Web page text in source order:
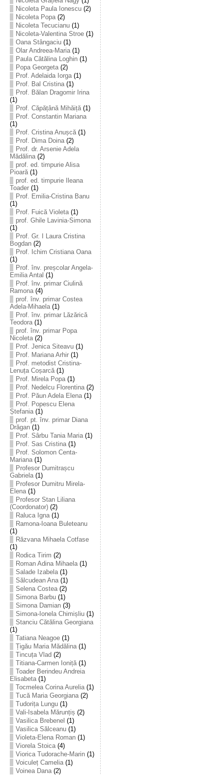
Nicoleta Paula Ionescu(2)
Nicoleta Popa(2)
Nicoleta Tecucianu(1)
Nicoleta-Valentina Stroe(1)
Oana Stângaciu(1)
Olar Andreea-Maria(1)
Paula Cătălina Loghin(1)
Popa Georgeta(2)
Prof. Adelaida Iorga(1)
Prof. Bal Cristina(1)
Prof. Bălan Dragomir Irina
(1)
Prof. Căpățână Mihăiță(1)
Prof. Constantin Mariana
(1)
Prof. Cristina Anușcă(1)
Prof. Dima Doina(2)
Prof. dr. Arsenie Adela
Mădălina(2)
prof. ed. timpurie Alisa
Pioară(1)
prof. ed. timpurie Ileana
Toader(1)
Prof. Emilia-Cristina Banu
(1)
Prof. Fuică Violeta(1)
prof. Ghile Lavinia-Simona
(1)
Prof. Gr. I Laura Cristina
Bogdan(2)
Prof. Ichim Cristiana Oana
(1)
Prof. înv. preșcolar Angela-
Emilia Antal (1)
Prof. înv. primar Ciulină
Ramona(4)
prof. înv. primar Costea
Adela-Mihaela(1)
Prof. înv. primar Lăzărică
Teodora(1)
prof. înv. primar Popa
Nicoleta(2)
Prof. Jenica Siteavu(1)
Prof. Mariana Arhir(1)
Prof. metodist Cristina-
Lenuța Coșarcă(1)
Prof. Mirela Popa(1)
Prof. Nedelcu Florentina(2)
Prof. Păun Adela Elena(1)
Prof. Popescu Elena
Ștefania(1)
prof. pt. înv. primar Diana
Drăgan(1)
Prof. Sârbu Tania Maria(1)
Prof. Sas Cristina(1)
Prof. Solomon Centa-
Mariana(1)
Profesor Dumitrașcu
Gabriela(1)
Profesor Dumitru Mirela-
Elena(1)
Profesor Stan Liliana
(Coordonator)(2)
Raluca Igna(1)
Ramona-Ioana Buleteanu
(1)
Răzvana Mihaela Cotfase
(1)
Rodica Tirim (2)
Roman Adina Mihaela(1)
Salade Izabela(1)
Sălcudean Ana(1)
Selena Costea(2)
Simona Barbu(1)
Simona Damian(3)
Simona-Ionela Chimișliu(1)
Stanciu Cătălina Georgiana
(1)
Tatiana Neagoe(1)
Țigău Maria Mădălina(1)
Tincuța Vlad (2)
Titiana-Carmen Ioniță(1)
Toader Berindeu Andreia
Elisabeta(1)
Tocmelea Corina Aurelia(1)
Tucă Maria Georgiana(2)
Tudorița Lungu(1)
Vali-Isabela Mărunțiș (2)
Vasilica Brebenel (1)
Vasilica Sălceanu(1)
Violeta-Elena Roman(1)
Viorela Stoica(4)
Viorica Tudorache-Marin(1)
Voiculeț Camelia(1)
Voinea Dana(2)